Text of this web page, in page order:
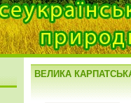
ВЕЛИКА